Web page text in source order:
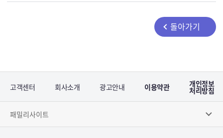
돌아가기
고객센터 회사소개 광고안내 이용약관 개인정보
처리방침
패밀리사이트